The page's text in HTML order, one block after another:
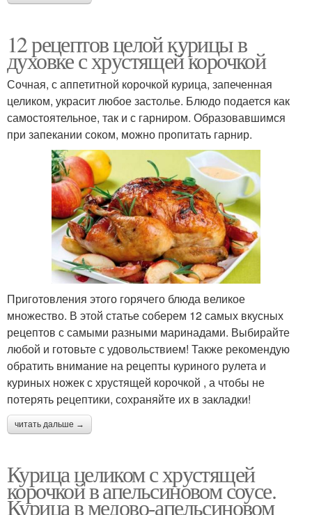
12 рецептов целой курицы в
духовке с хрустящей корочкой
Сочная, с аппетитной корочкой курица, запеченная
целиком, украсит любое застолье. Блюдо подается как
самостоятельное, так и с гарниром. Образовавшимся
при запекании соком, можно пропитать гарнир.
Приготовления этого горячего блюда великое
множество. В этой статье соберем 12 самых вкусных
рецептов с самыми разными маринадами. Выбирайте
любой и готовьте с удовольствием! Также рекомендую
обратить внимание на рецепты куриного рулета и
куриных ножек с хрустящей корочкой , а чтобы не
потерять рецептики, сохраняйте их в закладки!
читать дальше →
Курица целиком с хрустящей
корочкой в апельсиновом соусе.
Курица в медово-апельсиновом